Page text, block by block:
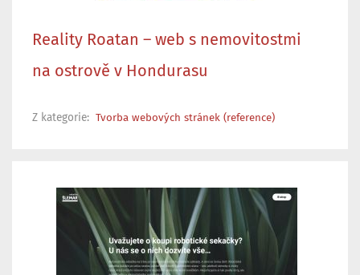
Reality Roatan – web s nemovitostmi
na ostrově v Hondurasu
Z kategorie: Tvorba webových stránek (reference)